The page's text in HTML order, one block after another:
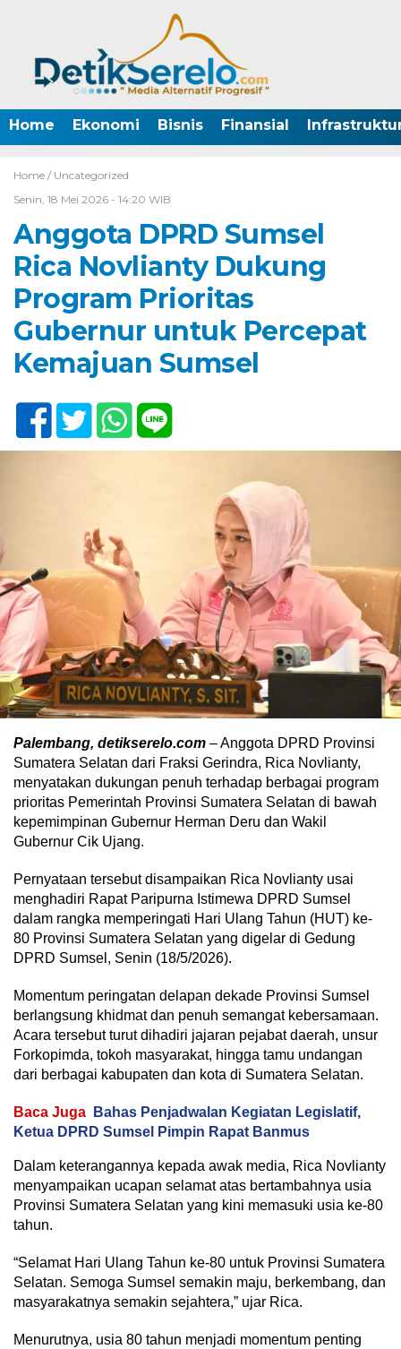
Home Ekonomi Bisnis Finansial
Home / Uncategorized
Senin, 18 Mei 2026 - 14:20 WIB
Anggota DPRD Sumsel
Rica Novlianty Dukung
Program Prioritas
Gubernur untuk Percepat
Kemajuan Sumsel
Palembang, detikserelo.com – Anggota DPRD Provinsi
Sumatera Selatan dari Fraksi Gerindra, Rica Novlianty,
menyatakan dukungan penuh terhadap berbagai program
prioritas Pemerintah Provinsi Sumatera Selatan di bawah
kepemimpinan Gubernur Herman Deru dan Wakil
Gubernur Cik Ujang.
Pernyataan tersebut disampaikan Rica Novlianty usai
menghadiri Rapat Paripurna Istimewa DPRD Sumsel
dalam rangka memperingati Hari Ulang Tahun (HUT) ke-
80 Provinsi Sumatera Selatan yang digelar di Gedung
DPRD Sumsel, Senin (18/5/2026).
Momentum peringatan delapan dekade Provinsi Sumsel
berlangsung khidmat dan penuh semangat kebersamaan.
Acara tersebut turut dihadiri jajaran pejabat daerah, unsur
Forkopimda, tokoh masyarakat, hingga tamu undangan
dari berbagai kabupaten dan kota di Sumatera Selatan.
Baca Juga
Bahas Penjadwalan Kegiatan Legislatif,
Ketua DPRD Sumsel Pimpin Rapat Banmus
Dalam keterangannya kepada awak media, Rica Novlianty
menyampaikan ucapan selamat atas bertambahnya usia
Provinsi Sumatera Selatan yang kini memasuki usia ke-80
tahun.
“Selamat Hari Ulang Tahun ke-80 untuk Provinsi Sumatera
Selatan. Semoga Sumsel semakin maju, berkembang, dan
masyarakatnya semakin sejahtera,” ujar Rica.
Menurutnya, usia 80 tahun menjadi momentum penting